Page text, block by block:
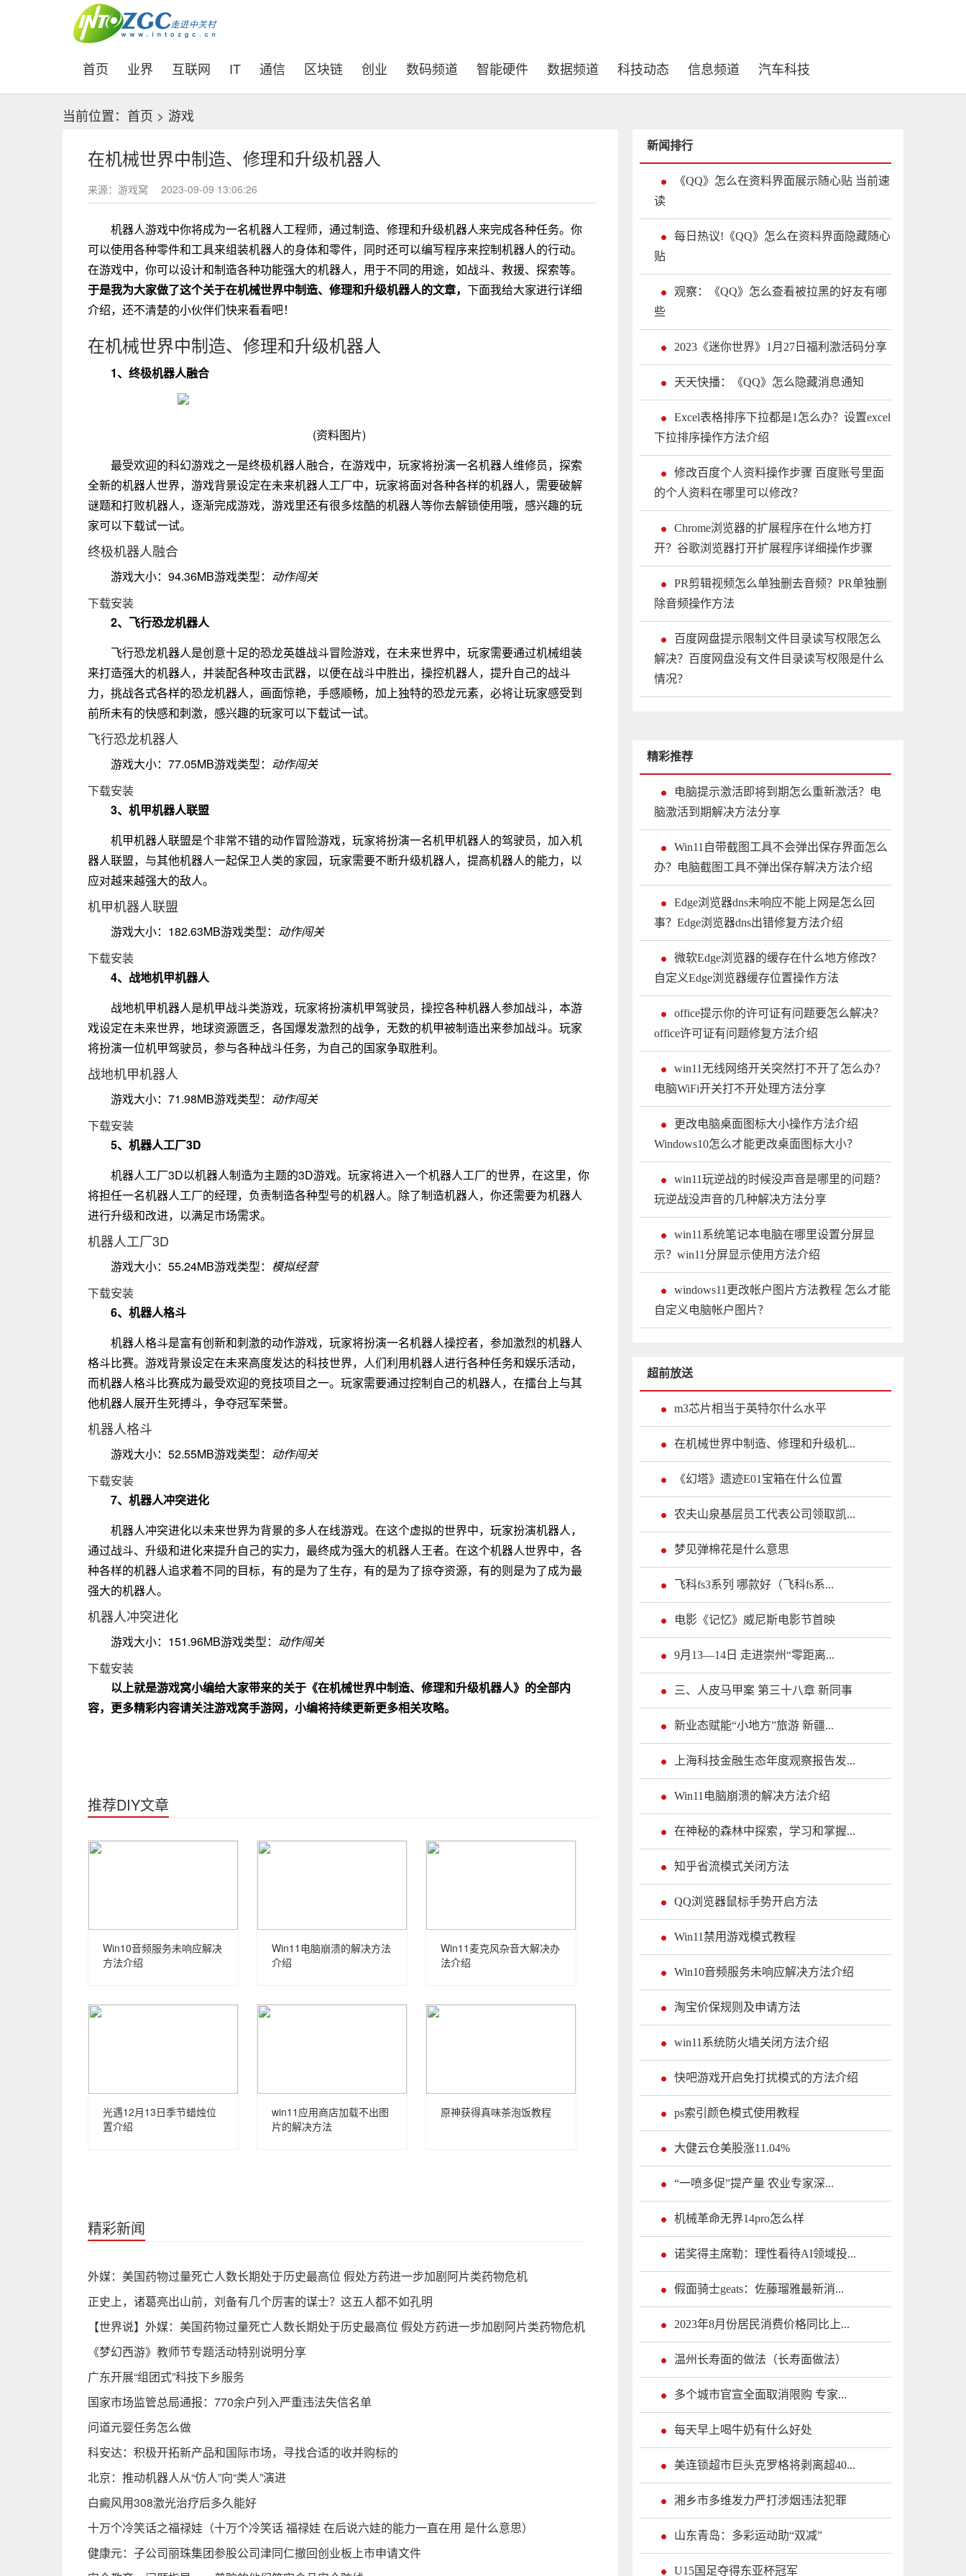
首页 (current)
业界 互联网 IT 通信 区块链 创业 数码频道 智能硬件 数据频道 科技动态 信息频道 汽车科技
当前位置： 首页 > 游戏
在机械世界中制造、修理和升级机器人
来源：游戏窝 2023-09-09 13:06:26
机器人游戏中你将成为一名机器人工程师，通过制造、修理和升级机器人来完成各种任务。你
可以使用各种零件和工具来组装机器人的身体和零件，同时还可以编写程序来控制机器人的行动。
在游戏中，你可以设计和制造各种功能强大的机器人，用于不同的用途，如战斗、救援、探索等。
于是我为大家做了这个关于在机械世界中制造、修理和升级机器人的文章， 下面我给大家进行详细
介绍，还不清楚的小伙伴们快来看看吧！
在机械世界中制造、修理和升级机器人
1、终极机器人融合
(资料图片)
最受欢迎的科幻游戏之一是终极机器人融合，在游戏中，玩家将扮演一名机器人维修员，探索
全新的机器人世界，游戏背景设定在未来机器人工厂中，玩家将面对各种各样的机器人，需要破解
谜题和打败机器人，逐渐完成游戏，游戏里还有很多炫酷的机器人等你去解锁使用哦，感兴趣的玩
家可以下载试一试。
终极机器人融合
游戏大小：94.36MB游戏类型： 动作闯关
下载安装
2、飞行恐龙机器人
飞行恐龙机器人是创意十足的恐龙英雄战斗冒险游戏，在未来世界中，玩家需要通过机械组装
来打造强大的机器人，并装配各种攻击武器，以便在战斗中胜出，操控机器人，提升自己的战斗
力，挑战各式各样的恐龙机器人，画面惊艳，手感顺畅，加上独特的恐龙元素，必将让玩家感受到
前所未有的快感和刺激，感兴趣的玩家可以下载试一试。
飞行恐龙机器人
游戏大小：77.05MB游戏类型： 动作闯关
下载安装
3、机甲机器人联盟
机甲机器人联盟是个非常不错的动作冒险游戏，玩家将扮演一名机甲机器人的驾驶员，加入机
器人联盟，与其他机器人一起保卫人类的家园，玩家需要不断升级机器人，提高机器人的能力，以
应对越来越强大的敌人。
机甲机器人联盟
游戏大小：182.63MB游戏类型： 动作闯关
下载安装
4、战地机甲机器人
战地机甲机器人是机甲战斗类游戏，玩家将扮演机甲驾驶员，操控各种机器人参加战斗，本游
戏设定在未来世界，地球资源匮乏，各国爆发激烈的战争，无数的机甲被制造出来参加战斗。玩家
将扮演一位机甲驾驶员，参与各种战斗任务，为自己的国家争取胜利。
战地机甲机器人
游戏大小：71.98MB游戏类型： 动作闯关
下载安装
5、机器人工厂3D
机器人工厂3D以机器人制造为主题的3D游戏。玩家将进入一个机器人工厂的世界，在这里，你
将担任一名机器人工厂的经理，负责制造各种型号的机器人。除了制造机器人，你还需要为机器人
进行升级和改进，以满足市场需求。
机器人工厂3D
游戏大小：55.24MB游戏类型： 模拟经营
下载安装
6、机器人格斗
机器人格斗是富有创新和刺激的动作游戏，玩家将扮演一名机器人操控者，参加激烈的机器人
格斗比赛。游戏背景设定在未来高度发达的科技世界，人们利用机器人进行各种任务和娱乐活动，
而机器人格斗比赛成为最受欢迎的竞技项目之一。玩家需要通过控制自己的机器人，在擂台上与其
他机器人展开生死搏斗，争夺冠军荣誉。
机器人格斗
游戏大小：52.55MB游戏类型： 动作闯关
下载安装
7、机器人冲突进化
机器人冲突进化以未来世界为背景的多人在线游戏。在这个虚拟的世界中，玩家扮演机器人，
通过战斗、升级和进化来提升自己的实力，最终成为强大的机器人王者。在这个机器人世界中，各
种各样的机器人追求着不同的目标，有的是为了生存，有的是为了掠夺资源，有的则是为了成为最
强大的机器人。
机器人冲突进化
游戏大小：151.96MB游戏类型： 动作闯关
下载安装
以上就是游戏窝小编给大家带来的关于《在机械世界中制造、修理和升级机器人》的全部内
容，更多精彩内容请关注游戏窝手游网，小编将持续更新更多相关攻略。
推荐DIY文章
Win10音频服务未响应解决
方法介绍
Win11电脑崩溃的解决方法
介绍
Win11麦克风杂音大解决办
法介绍
光遇12月13日季节蜡烛位
置介绍
win11应用商店加载不出图
片的解决方法
原神获得真味茶泡饭教程
精彩新闻
外媒：美国药物过量死亡人数长期处于历史最高位 假处方药进一步加剧阿片类药物危机
正史上，诸葛亮出山前，刘备有几个厉害的谋士？这五人都不如孔明
【世界说】外媒：美国药物过量死亡人数长期处于历史最高位 假处方药进一步加剧阿片类药物危机
《梦幻西游》教师节专题活动特别说明分享
广东开展“组团式”科技下乡服务
国家市场监管总局通报：770余户列入严重违法失信名单
问道元婴任务怎么做
科安达：积极开拓新产品和国际市场，寻找合适的收并购标的
北京：推动机器人从“仿人”向“类人”演进
白癜风用308激光治疗后多久能好
十万个冷笑话之福禄娃（十万个冷笑话 福禄娃 在后说六娃的能力一直在用 是什么意思）
健康元：子公司丽珠集团参股公司津同仁撤回创业板上市申请文件
新闻排行
《QQ》怎么在资料界面展示随心贴 当前速
读
每日热议!《QQ》怎么在资料界面隐藏随心
贴
观察：《QQ》怎么查看被拉黑的好友有哪
些
2023《迷你世界》1月27日福利激活码分享
天天快播：《QQ》怎么隐藏消息通知
Excel表格排序下拉都是1怎么办？设置excel
下拉排序操作方法介绍
修改百度个人资料操作步骤 百度账号里面
的个人资料在哪里可以修改？
Chrome浏览器的扩展程序在什么地方打
开？谷歌浏览器打开扩展程序详细操作步骤
PR剪辑视频怎么单独删去音频？PR单独删
除音频操作方法
百度网盘提示限制文件目录读写权限怎么
解决？百度网盘没有文件目录读写权限是什么
情况？
精彩推荐
电脑提示激活即将到期怎么重新激活？电
脑激活到期解决方法分享
Win11自带截图工具不会弹出保存界面怎么
办？电脑截图工具不弹出保存解决方法介绍
Edge浏览器dns未响应不能上网是怎么回
事？Edge浏览器dns出错修复方法介绍
微软Edge浏览器的缓存在什么地方修改？
自定义Edge浏览器缓存位置操作方法
office提示你的许可证有问题要怎么解决？
office许可证有问题修复方法介绍
win11无线网络开关突然打不开了怎么办？
电脑WiFi开关打不开处理方法分享
更改电脑桌面图标大小操作方法介绍
Windows10怎么才能更改桌面图标大小？
win11玩逆战的时候没声音是哪里的问题？
玩逆战没声音的几种解决方法分享
win11系统笔记本电脑在哪里设置分屏显
示？win11分屏显示使用方法介绍
windows11更改帐户图片方法教程 怎么才能
自定义电脑帐户图片？
超前放送
m3芯片相当于英特尔什么水平
在机械世界中制造、修理和升级机...
《幻塔》遗迹E01宝箱在什么位置
农夫山泉基层员工代表公司领取凯...
梦见弹棉花是什么意思
飞科fs3系列 哪款好（飞科fs系...
电影《记忆》威尼斯电影节首映
9月13—14日 走进崇州“零距离...
三、人皮马甲案 第三十八章 新同事
新业态赋能“小地方”旅游 新疆...
上海科技金融生态年度观察报告发...
Win11电脑崩溃的解决方法介绍
在神秘的森林中探索，学习和掌握...
知乎省流模式关闭方法
QQ浏览器鼠标手势开启方法
Win11禁用游戏模式教程
Win10音频服务未响应解决方法介绍
淘宝价保规则及申请方法
win11系统防火墙关闭方法介绍
快吧游戏开启免打扰模式的方法介绍
ps索引颜色模式使用教程
大健云仓美股涨11.04%
“一喷多促”提产量 农业专家深...
机械革命无界14pro怎么样
诺奖得主席勒：理性看待AI领域投...
假面骑士geats：佐藤瑠雅最新消...
2023年8月份居民消费价格同比上...
温州长寿面的做法（长寿面做法）
多个城市官宣全面取消限购 专家...
每天早上喝牛奶有什么好处
美连锁超市巨头克罗格将剥离超40...
湘乡市多维发力严打涉烟违法犯罪
山东青岛：多彩运动助“双减”
U15国足夺得东亚杯冠军